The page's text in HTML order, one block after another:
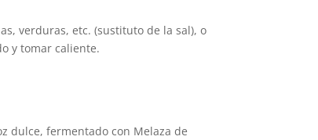
verduras, etc. (sustituto de la sal), o
y tomar caliente.
dulce, fermentado con Melaza de